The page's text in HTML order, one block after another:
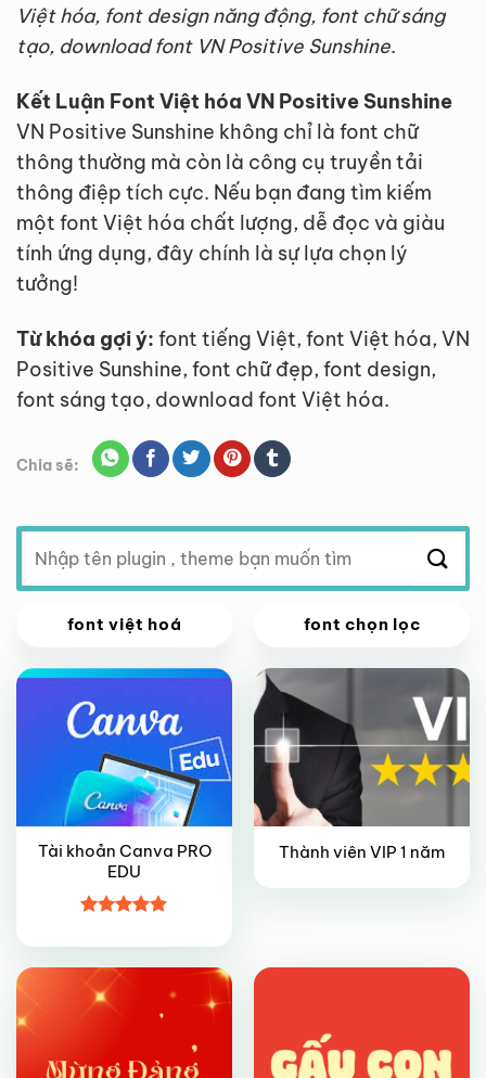
Việt hóa, font design năng động, font chữ sáng
tạo, download font VN Positive Sunshine.
Kết Luận Font Việt hóa VN Positive Sunshine
VN Positive Sunshine không chỉ là font chữ
thông thường mà còn là công cụ truyền tải
thông điệp tích cực. Nếu bạn đang tìm kiếm
một font Việt hóa chất lượng, dễ đọc và giàu
tính ứng dụng, đây chính là sự lựa chọn lý
tưởng!
Từ khóa gợi ý: font tiếng Việt, font Việt hóa, VN
Positive Sunshine, font chữ đẹp, font design,
font sáng tạo, download font Việt hóa.
Chia sẽ:
Tìm
kiếm:
font việt hoá font chọn lọc
Tài khoản Canva PRO
EDU
hạng55
sao
Giảm giá!
Thành viên VIP 1 năm